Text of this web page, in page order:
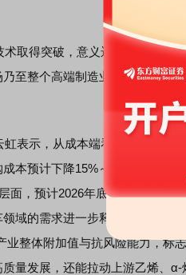
得突破，意义远不止于一项技
至整个高端制造业都将产生深远
表示，从成本端看，打破进口
本预计下降15%～25%，直接提
面，预计2026年底POE进口依
域的需求进一步释放。石化行
业整体附加值与抗风险能力，标
量发展，还能拉动上游乙烯、α-